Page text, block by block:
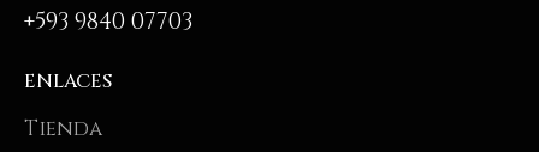
+593 9840 07703
ENLACES
Tienda